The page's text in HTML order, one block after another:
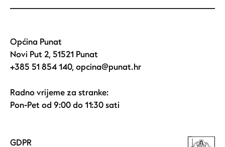
Općina Punat
Novi Put 2, 51521 Punat
+385 51 854 140,opcina@punat.hr
Radno vrijeme za stranke:
Pon-Pet od 9:00 do 11:30 sati
GDPR